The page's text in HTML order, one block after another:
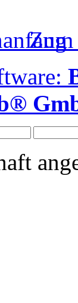
Zum